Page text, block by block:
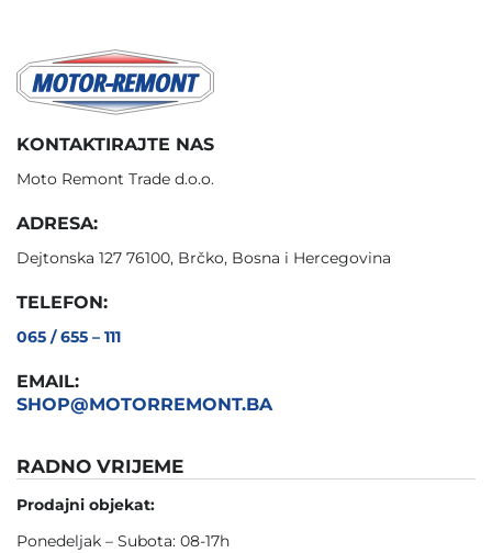
KONTAKTIRAJTE NAS
Moto Remont Trade d.o.o.
ADRESA:
Dejtonska 127 76100, Brčko, Bosna i Hercegovina
TELEFON:
065 / 655 – 111
EMAIL:
SHOP@MOTORREMONT.BA
RADNO VRIJEME
Prodajni objekat:
Ponedeljak – Subota: 08-17h